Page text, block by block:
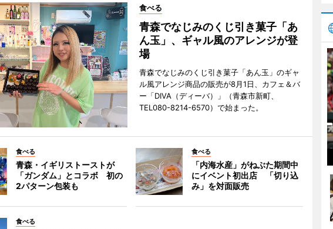
食べる
青森でなじみのくじ引き菓子「あ
ん玉」、ギャル風のアレンジが登
場
青森でなじみのくじ引き菓子「あん玉」のギャ
ル風アレンジ商品の販売が8月1日、カフェ＆バ
ー「DIVA（ディーバ）」（青森市新町、
TEL080-8214-6570）で始まった。
食べる
青森・イギリストーストが
「ガンダム」とコラボ 初の
2パターン包装も
食べる
「内海水産」がねぶた期間中
にイベント初出店 「切り込
み」を対面販売
食べる